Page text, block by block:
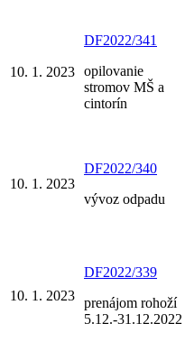
10. 1. 2023
DF2022/341
opilovanie
stromov MŠ a
cintorín
10. 1. 2023
DF2022/340
vývoz odpadu
10. 1. 2023
DF2022/339
prenájom rohoží
5.12.-31.12.2022